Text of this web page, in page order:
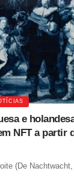
e
NFT a partir
(De